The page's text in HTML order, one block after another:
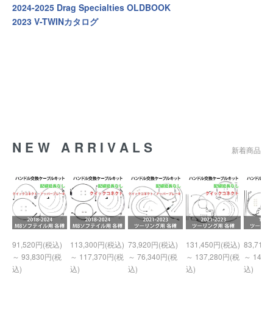
2024-2025 Drag Specialties OLDBOOK
2023 V-TWINカタログ
NEW ARRIVALS 新着商品
91,520円(税込)
～ 93,830円(税
込)
113,300円(税込)
～ 117,370円(税
込)
73,920円(税込)
～ 76,340円(税
込)
131,450円(税込)
～ 137,280円(税
込)
83,710
～
込)